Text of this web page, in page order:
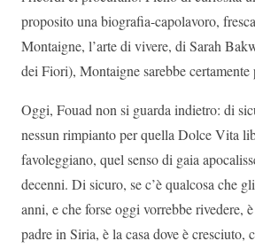
proposito una biografia-capolavoro,
Montaigne, l’arte di vivere, di Sarah
dei Fiori), Montaigne sarebbe
Oggi, Fouad non si guarda indietro: di
nessun rimpianto per quella Dolce Vita
favoleggiano, quel senso di gaia
decenni. Di sicuro, se c’è qualcosa che
anni, e che forse oggi vorrebbe rivedere,
padre in Siria, è la casa dove è